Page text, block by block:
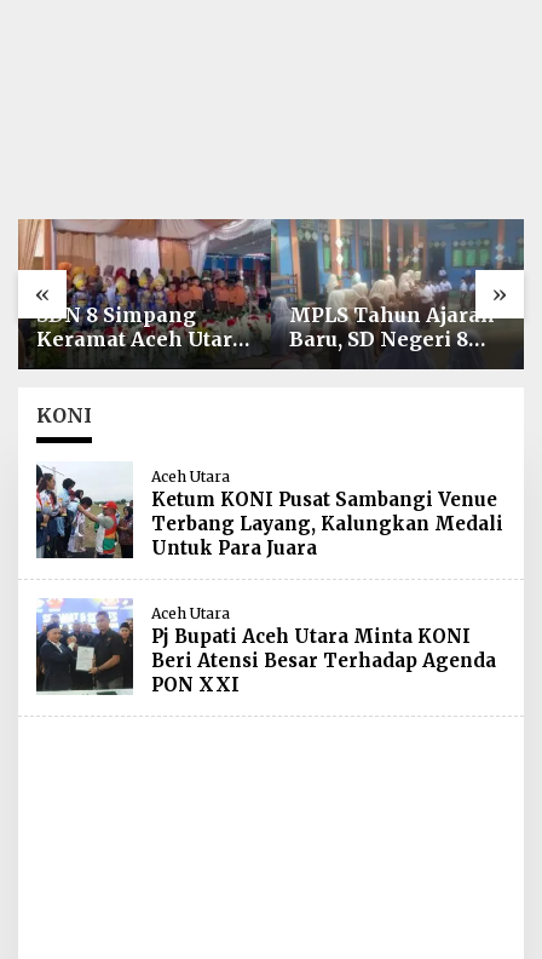
« »
SDN 8 Simpang
Keramat Aceh Utara
Gelar Penutupan
Ajaran 2026/2027
MPLS Tahun Ajaran
Baru, SD Negeri 8
Simpang Keuramat
KONI
Aceh Utara
Ketum KONI Pusat Sambangi Venue
Terbang Layang, Kalungkan Medali
Untuk Para Juara
Aceh Utara
Pj Bupati Aceh Utara Minta KONI
Beri Atensi Besar Terhadap Agenda
PON XXI